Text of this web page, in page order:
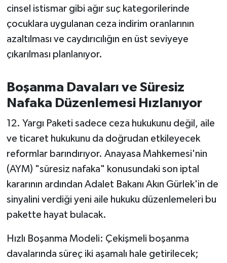
cinsel istismar gibi ağır suç kategorilerinde
çocuklara uygulanan ceza indirim oranlarının
azaltılması ve caydırıcılığın en üst seviyeye
çıkarılması planlanıyor.
Boşanma Davaları ve Süresiz
Nafaka Düzenlemesi Hızlanıyor
12. Yargı Paketi sadece ceza hukukunu değil, aile
ve ticaret hukukunu da doğrudan etkileyecek
reformlar barındırıyor. Anayasa Mahkemesi'nin
(AYM) "süresiz nafaka" konusundaki son iptal
kararının ardından Adalet Bakanı Akın Gürlek'in de
sinyalini verdiği yeni aile hukuku düzenlemeleri bu
pakette hayat bulacak.
Hızlı Boşanma Modeli: Çekişmeli boşanma
davalarında süreç iki aşamalı hale getirilecek;